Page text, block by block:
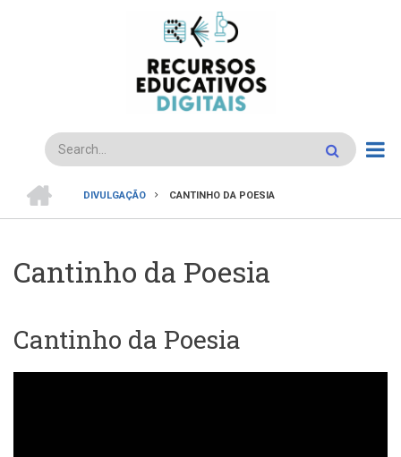
Search
Navegação
DIVULGAÇÃO
CANTINHO DA POESIA
Cantinho da Poesia
Cantinho da Poesia